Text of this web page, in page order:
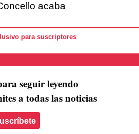
acaba
para suscriptores
seguir leyendo
a todas las noticias